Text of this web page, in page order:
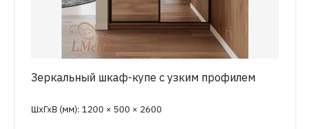
Зеркальный шкаф-купе с узким профилем
ШхГхВ (мм): 1200 × 500 × 2600